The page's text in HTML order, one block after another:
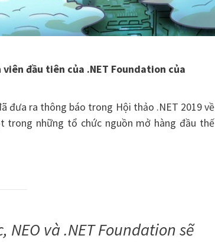
đầu tiên của .NET Foundation của
đưa ra thông báo trong Hội thảo .NET 2019 về
trong những tổ chức nguồn mở hàng đầu thế
và .NET Foundation sẽ